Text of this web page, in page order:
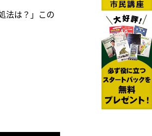
法は？」この